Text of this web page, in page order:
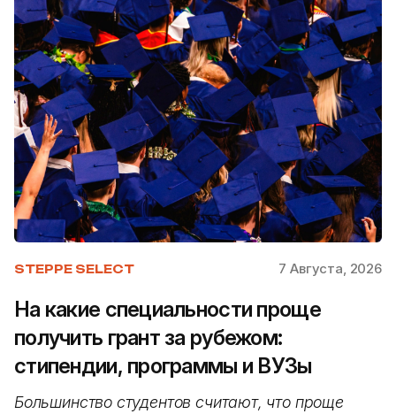
STEPPE SELECT 7 Августа, 2026
На какие специальности проще
получить грант за рубежом:
стипендии, программы и ВУЗы
Большинство студентов считают, что проще